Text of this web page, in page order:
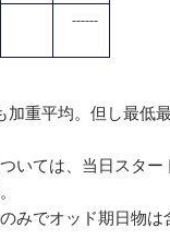
------
加重平均。但し最低
いては、当日スター
みでオッド期日物は